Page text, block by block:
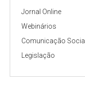
Jornal Online
Webinários
Comunicação Social
Legislação